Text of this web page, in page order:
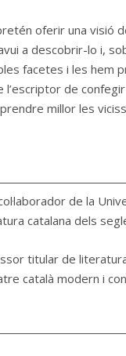
oferir una visió
a descobrir-lo i,
facetes i les hem
de
millor les
de la
catalana dels
titular de
català modern i